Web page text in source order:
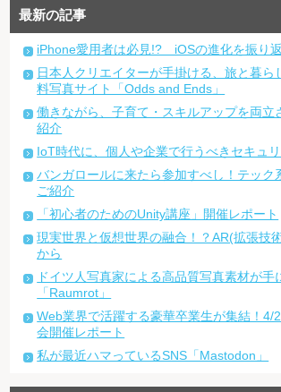
最新の記事
iPhone愛用者は必見!? iOSの進化を振り
日本人クリエイターが手掛ける、旅と暮ら
料写真サイト「Odds and Ends」
働きながら、子育て・スキルアップを両立
紹介
IoT時代に、個人や企業で行うべきセキュ
バンガロールに来たら参加すべし！テック
ご紹介
「初心者のためのUnity講座」開催レポート
現実世界と仮想世界の融合！？AR(拡張技
から
ドイツ人写真家による高品質写真素材が手
「Raumrot」
Web業界で活躍する豪華卒業生が集結！4/
会開催レポート
私が最近ハマっているSNS「Mastodon」